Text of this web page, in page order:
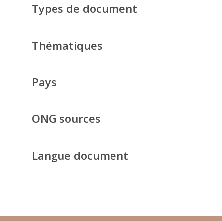
Types de document
Thématiques
Pays
ONG sources
Langue document